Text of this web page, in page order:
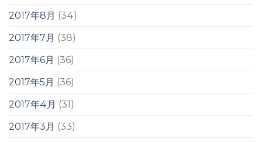
2017年8月 (34)
2017年7月 (38)
2017年6月 (36)
2017年5月 (36)
2017年4月 (31)
2017年3月 (33)